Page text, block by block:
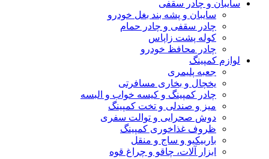
سایبان و چادر سقفی
سایبان و پشه بند بغل خودرو
چادر سقفی و چادر حمام
کوله پشت زاپاس
چادر محافظ خودرو
لوازم کمپینگ
جعبه پلیمری
یخچال و بخاری مسافرتی
چادر کمپینگ و کیسه خواب و البسه
میز و صندلی و تخت کمپینگ
دوش صحرایی و توالت سفری
ظروف غذاخوری کمپینگ
باربیکیو و ساج و منقل
ابزار آلات، چاقو و چراغ قوه